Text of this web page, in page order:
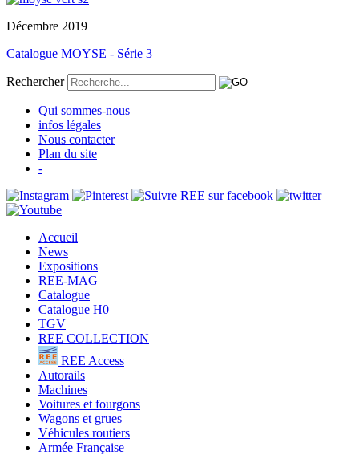
Décembre 2019
Catalogue MOYSE - Série 3
Rechercher
Qui sommes-nous
infos légales
Nous contacter
Plan du site
-
Accueil
News
Expositions
REE-MAG
Catalogue
Catalogue H0
TGV
REE COLLECTION
REE Access
Autorails
Machines
Voitures et fourgons
Wagons et grues
Véhicules routiers
Armée Française